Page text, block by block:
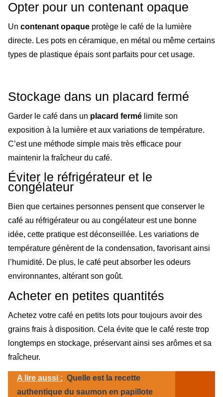
Opter pour un contenant opaque
Un contenant opaque protège le café de la lumière
directe. Les pots en céramique, en métal ou même certains
types de plastique épais sont parfaits pour cet usage.
Stockage dans un placard fermé
Garder le café dans un placard fermé limite son
exposition à la lumière et aux variations de température.
C’est une méthode simple mais très efficace pour
maintenir la fraîcheur du café.
Éviter le réfrigérateur et le
congélateur
Bien que certaines personnes pensent que conserver le
café au réfrigérateur ou au congélateur est une bonne
idée, cette pratique est déconseillée. Les variations de
température génèrent de la condensation, favorisant ainsi
l’humidité. De plus, le café peut absorber les odeurs
environnantes, altérant son goût.
Acheter en petites quantités
Achetez votre café en petits lots pour toujours avoir des
grains frais à disposition. Cela évite que le café reste trop
longtemps en stockage, préservant ainsi ses arômes et sa
fraîcheur.
A lire aussi : Quelle est la recette
authentique du saumon en papillote